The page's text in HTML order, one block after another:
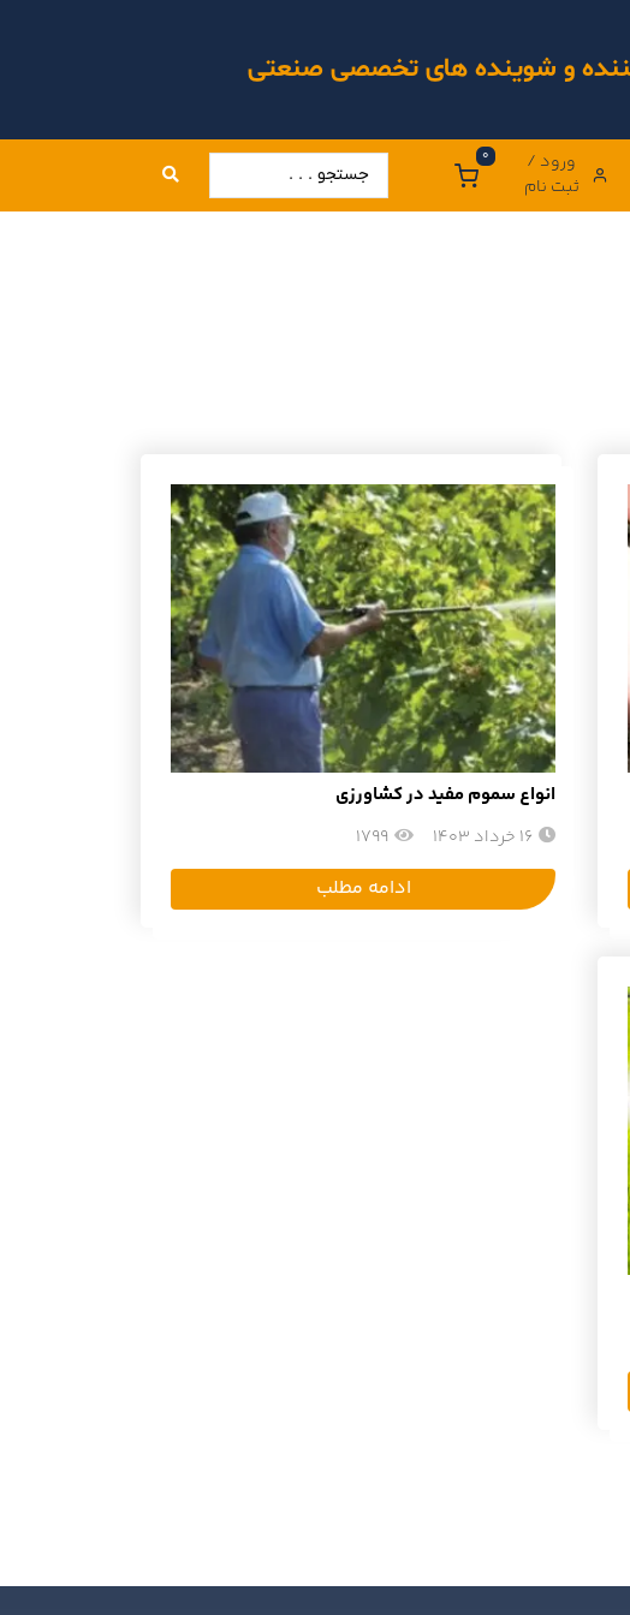
و شوینده های تخصصی صنعتی
ورود /
ثبت نام
0
انواع سموم مفید در کشاورزی
16 خرداد 1403 1799
ادامه مطلب